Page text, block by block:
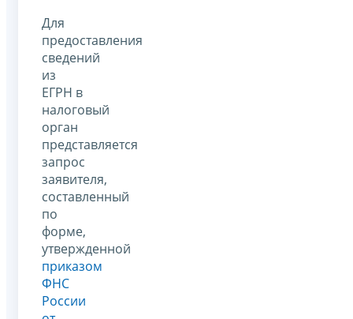
Для
предоставления
сведений
из
ЕГРН в
налоговый
орган
представляется
запрос
заявителя,
составленный
по
форме,
утвержденной
приказом
ФНС
России